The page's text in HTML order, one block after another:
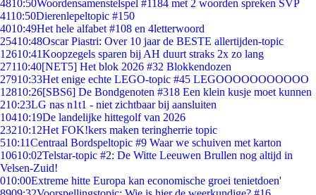
4810:50Woordensamenstelspel #1184 met 2 woorden spreken SVP
4110:50Dierenlepeltopic #150
4010:49Het hele alfabet #108 en 4letterwoord
25410:48Oscar Piastri: Over 10 jaar de BESTE allertijden-topic
12610:41Koopzegels sparen bij AH duurt straks 2x zo lang
27110:40[NET5] Het blok 2026 #32 Blokkendozen
27910:33Het enige echte LEGO-topic #45 LEGOOOOOOOOOOO
12810:26[SBS6] De Bondgenoten #318 Een klein kusje moet kunnen
210:23LG nas n1t1 - niet zichtbaar bij aansluiten
10410:19De landelijke hittegolf van 2026
23210:12Het FOK!kers maken teringherrie topic
510:11Centraal Bordspeltopic #9 Waar we schuiven met karton
10610:02Telstar-topic #2: De Witte Leeuwen Brullen nog altijd in
Velsen-Zuid!
010:00Extreme hitte Europa kan economische groei tenietdoen'